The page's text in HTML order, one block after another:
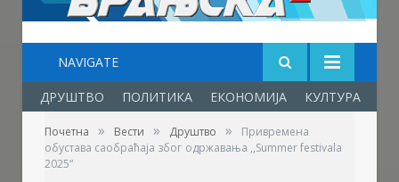
NAVIGATE
ДРУШТВО ПОЛИТИКА ЕКОНОМИЈА КУЛТУРА
Почетна » Вести » Друштво »
Привремена
обустава саобраћаја због одржавања ,,Summer festivala
2025“